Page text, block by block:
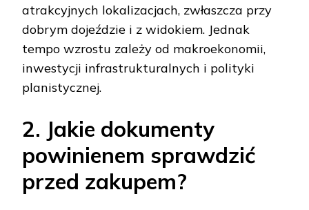
atrakcyjnych lokalizacjach, zwłaszcza przy
dobrym dojeździe i z widokiem. Jednak
tempo wzrostu zależy od makroekonomii,
inwestycji infrastrukturalnych i polityki
planistycznej.
2. Jakie dokumenty
powinienem sprawdzić
przed zakupem?